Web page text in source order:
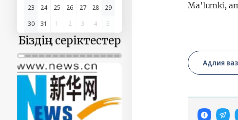
23
24 25 26 27 28
29
30
31 1 2 3 4 5
Біздің серіктестер
Ma’lumki,
Адлия